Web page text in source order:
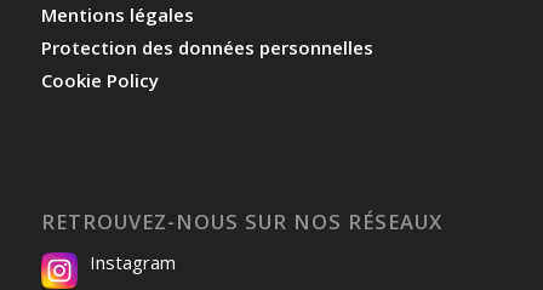
Mentions légales
Protection des données personnelles
Cookie Policy
RETROUVEZ-NOUS SUR NOS RÉSEAUX
Instagram